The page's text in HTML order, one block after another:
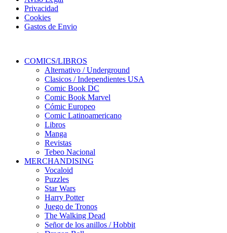
Privacidad
Cookies
Gastos de Envio
COMICS/LIBROS
Alternativo / Underground
Clasicos / Independientes USA
Comic Book DC
Comic Book Marvel
Cómic Europeo
Comic Latinoamericano
Libros
Manga
Revistas
Tebeo Nacional
MERCHANDISING
Vocaloid
Puzzles
Star Wars
Harry Potter
Juego de Tronos
The Walking Dead
Señor de los anillos / Hobbit